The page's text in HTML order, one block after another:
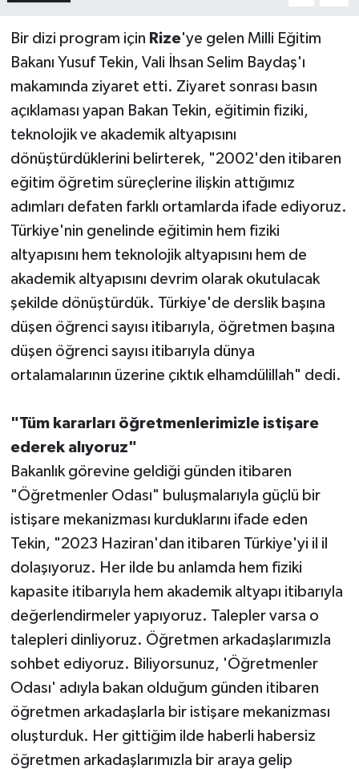
Bir dizi program için Rize'ye gelen Milli Eğitim
Bakanı Yusuf Tekin, Vali İhsan Selim Baydaş'ı
makamında ziyaret etti. Ziyaret sonrası basın
açıklaması yapan Bakan Tekin, eğitimin fiziki,
teknolojik ve akademik altyapısını
dönüştürdüklerini belirterek, "2002'den itibaren
eğitim öğretim süreçlerine ilişkin attığımız
adımları defaten farklı ortamlarda ifade ediyoruz.
Türkiye'nin genelinde eğitimin hem fiziki
altyapısını hem teknolojik altyapısını hem de
akademik altyapısını devrim olarak okutulacak
şekilde dönüştürdük. Türkiye'de derslik başına
düşen öğrenci sayısı itibarıyla, öğretmen başına
düşen öğrenci sayısı itibarıyla dünya
ortalamalarının üzerine çıktık elhamdülillah" dedi.
"Tüm kararları öğretmenlerimizle istişare
ederek alıyoruz"
Bakanlık görevine geldiği günden itibaren
"Öğretmenler Odası" buluşmalarıyla güçlü bir
istişare mekanizması kurduklarını ifade eden
Tekin, "2023 Haziran'dan itibaren Türkiye'yi il il
dolaşıyoruz. Her ilde bu anlamda hem fiziki
kapasite itibarıyla hem akademik altyapı itibarıyla
değerlendirmeler yapıyoruz. Talepler varsa o
talepleri dinliyoruz. Öğretmen arkadaşlarımızla
sohbet ediyoruz. Biliyorsunuz, 'Öğretmenler
Odası' adıyla bakan olduğum günden itibaren
öğretmen arkadaşlarla bir istişare mekanizması
oluşturduk. Her gittiğim ilde haberli habersiz
öğretmen arkadaşlarımızla bir araya gelip